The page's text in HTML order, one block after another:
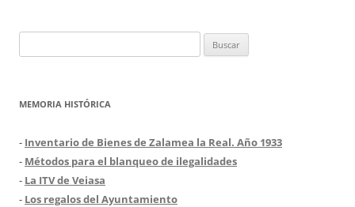
MEMORIA HISTÓRICA
- Inventario de Bienes de Zalamea la Real. Año 1933
- Métodos para el blanqueo de ilegalidades
- La ITV de Veiasa
- Los regalos del Ayuntamiento